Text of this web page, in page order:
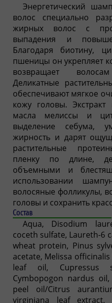
Энергетический
волос специально
жирных волос с
выпадения и
Благодаря биотину,
пшеницы он укрепляет
возвращает
Деликатные
обеспечивают мягкое
кожу головы.
масла мелиссы и
выделение себума,
жирность и дарят
растительные
пленку по длине,
объемными и
использовании
волосяные фолликулы,
головы и сохранить
Состав
Aqua, Disodium
coceth sulfate, Laureth-6
wheat protein, Pinus
acetate, Melissa
leaf oil, Cupressus
Cymbopogon nardus
peel oil/Citrus
virginiana leaf